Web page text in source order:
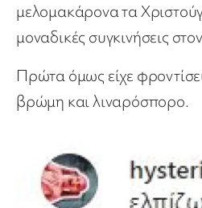
μελομακάρονα τα
μοναδικές συγκινήσεις
Πρώτα όμως είχε
βρώμη και λιναρόσπορο.